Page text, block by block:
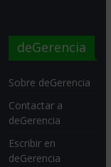
deGerencia
Sobre deGerencia
Contactar a
deGerencia
Escribir en
deGerencia